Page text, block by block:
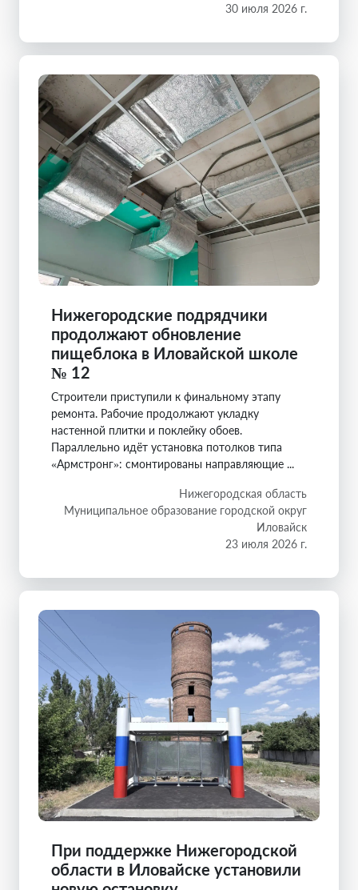
30 июля 2026 г.
Нижегородские подрядчики
продолжают обновление
пищеблока в Иловайской школе
№ 12
Строители приступили к финальному этапу
ремонта. Рабочие продолжают укладку
настенной плитки и поклейку обоев.
Параллельно идёт установка потолков типа
«Армстронг»: смонтированы направляющие ...
Нижегородская область
Муниципальное образование городской округ
Иловайск
23 июля 2026 г.
При поддержке Нижегородской
области в Иловайске установили